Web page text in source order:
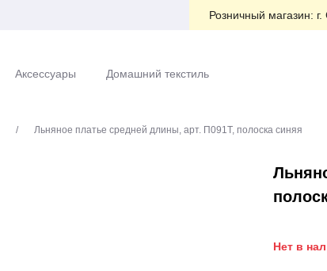
Розничный магазин:
Аксессуары Домашний текстиль
/ Льняное платье средней длины, арт. П091Т, полоска синяя
Нет в